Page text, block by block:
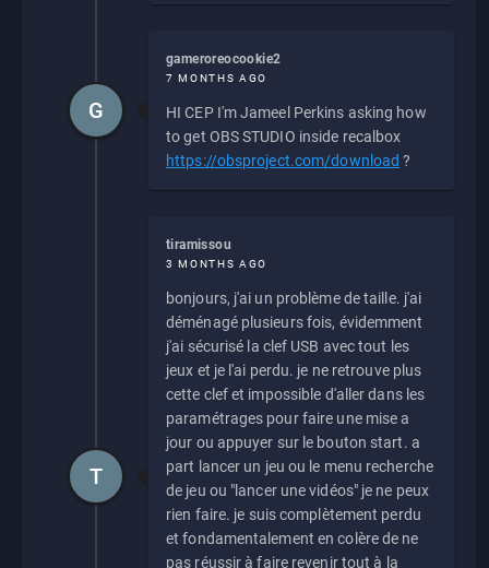
gameroreocookie2
7 MONTHS AGO
HI CEP I'm Jameel Perkins asking how
to get OBS STUDIO inside recalbox
https://obsproject.com/download ?
G
tiramissou
3 MONTHS AGO
bonjours, j'ai un problème de taille. j'ai
déménagé plusieurs fois, évidemment
j'ai sécurisé la clef USB avec tout les
jeux et je l'ai perdu. je ne retrouve plus
cette clef et impossible d'aller dans les
paramétrages pour faire une mise a
jour ou appuyer sur le bouton start. a
part lancer un jeu ou le menu recherche
de jeu ou "lancer une vidéos" je ne peux
rien faire. je suis complètement perdu
et fondamentalement en colère de ne
pas réussir à faire revenir tout à la
T